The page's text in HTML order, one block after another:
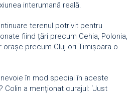
interumană reală.
terenul potrivit pentru
fiind țări precum Cehia, Polonia,
oraşe precum Cluj ori Timişoara o
în mod special în aceste
Colin a menţionat curajul: ‘Just